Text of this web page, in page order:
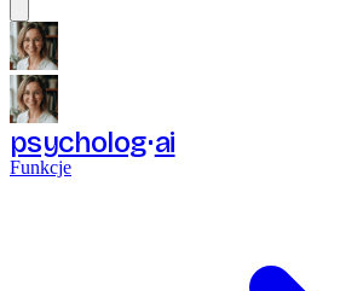
psycholog ai
Funkcje